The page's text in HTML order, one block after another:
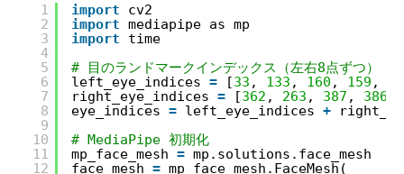
1
2
3
4
5
6
7
8
9
10
11
12
import
cv2
import mediapipe as mp
import
time
# 目のランドマークインデックス（左右8点ずつ）
left_eye_indices = [33 , 133 , 160 , 159 ,
right_eye_indices = [362 , 263 , 387 , 386
eye_indices = left_eye_indices +
# MediaPipe 初期化
mp_face_mesh = mp.solutions.face_mesh
face_mesh = mp_face_mesh.FaceMesh(